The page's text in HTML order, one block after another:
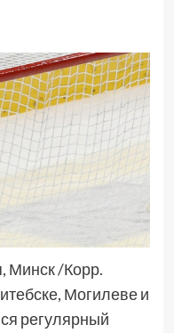
Минск /Корр.
Могилеве и
регулярный